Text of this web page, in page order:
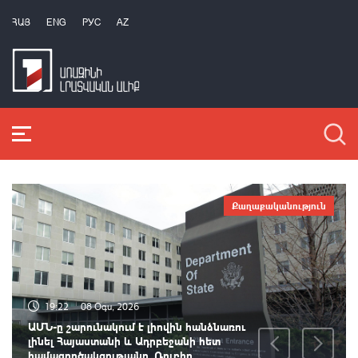
ՀԱՅ ENG РУС AZ
19:22 08 Օգս, 2026
ԱՄՆ-ը շարունակում է լիովին հանձնառու
լինել Հայաստանի և Ադրբեջանի հետ
Քաղաքականություն